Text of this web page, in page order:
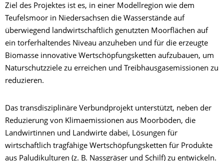
Ziel des Projektes ist es, in einer Modellregion wie dem
Teufelsmoor in Niedersachsen die Wasserstände auf
überwiegend landwirtschaftlich genutzten Moorflächen auf
ein torferhaltendes Niveau anzuheben und für die erzeugte
Biomasse innovative Wertschöpfungsketten aufzubauen, um
Naturschutzziele zu erreichen und Treibhausgasemissionen zu
reduzieren.
Das transdisziplinäre Verbundprojekt unterstützt, neben der
Reduzierung von Klimaemissionen aus Moorböden, die
Landwirtinnen und Landwirte dabei, Lösungen für
wirtschaftlich tragfähige Wertschöpfungsketten für Produkte
aus Paludikulturen (z. B. Nassgräser und Schilf) zu entwickeln.